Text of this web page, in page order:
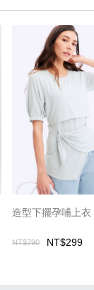
造型下擺孕哺上衣
NT$790 NT$299